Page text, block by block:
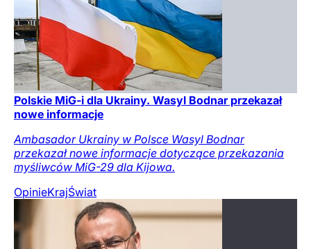
Polskie MiG-i dla Ukrainy. Wasyl Bodnar przekazał
nowe informacje
Ambasador Ukrainy w Polsce Wasyl Bodnar
przekazał nowe informacje dotyczące przekazania
myśliwców MiG-29 dla Kijowa.
OpinieKrajŚwiat